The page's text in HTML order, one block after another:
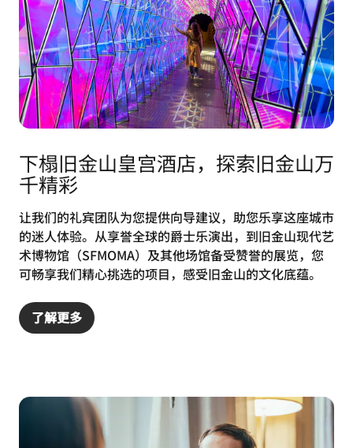
下榻旧金山皇宫酒店，探索旧金山万
千精彩
让我们的礼宾团队为您提供向导建议，助您乐享这座城市
的迷人体验。从享誉全球的爵士乐演出，到旧金山现代艺
术博物馆（SFMOMA）及其他场馆备受赞誉的展览，您
可畅享我们精心挑选的项目，感受旧金山的文化底蕴。
了解更多